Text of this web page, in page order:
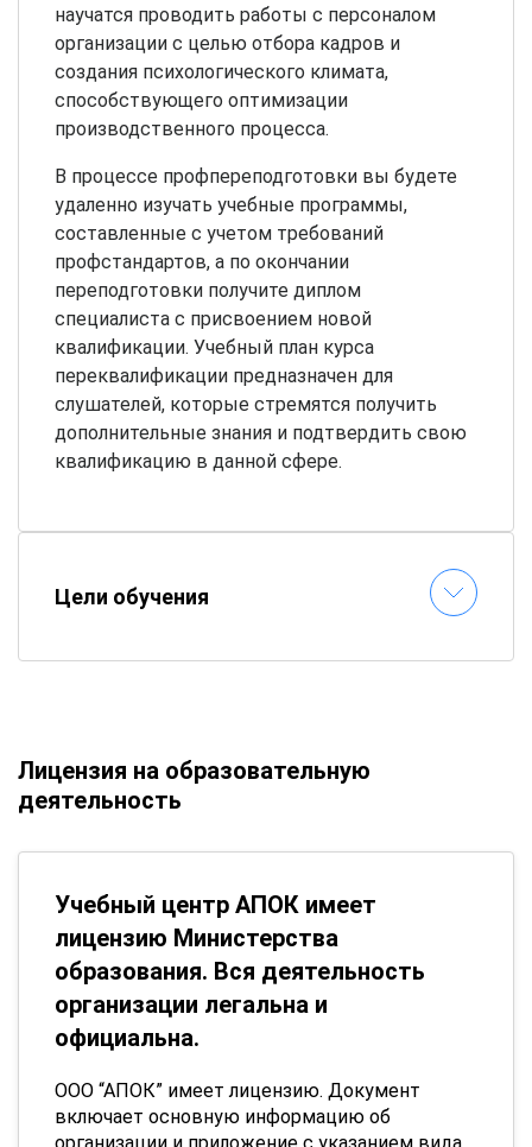
научатся проводить работы с персоналом
организации с целью отбора кадров и
создания психологического климата,
способствующего оптимизации
производственного процесса.
В процессе профпереподготовки вы будете
удаленно изучать учебные программы,
составленные с учетом требований
профстандартов, а по окончании
переподготовки получите диплом
специалиста с присвоением новой
квалификации. Учебный план курса
переквалификации предназначен для
слушателей, которые стремятся получить
дополнительные знания и подтвердить свою
квалификацию в данной сфере.
Цели обучения
Лицензия на образовательную
деятельность
Учебный центр АПОК имеет
лицензию Министерства
образования. Вся деятельность
организации легальна и
официальна.
ООО “АПОК” имеет лицензию. Документ
включает основную информацию об